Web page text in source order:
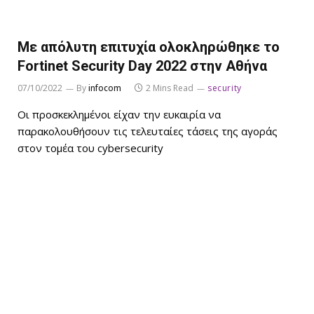
Με απόλυτη επιτυχία ολοκληρώθηκε το
Fortinet Security Day 2022 στην Αθήνα
07/10/2022 Byinfocom 2 Mins Read security
Οι προσκεκλημένοι είχαν την ευκαιρία να
παρακολουθήσουν τις τελευταίες τάσεις της αγοράς
στον τομέα του cybersecurity